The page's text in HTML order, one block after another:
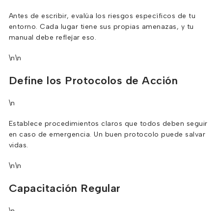
Antes de escribir, evalúa los riesgos específicos de tu
entorno. Cada lugar tiene sus propias amenazas, y tu
manual debe reflejar eso.
\n\n
Define los Protocolos de Acción
\n
Establece procedimientos claros que todos deben seguir
en caso de emergencia. Un buen protocolo puede salvar
vidas.
\n\n
Capacitación Regular